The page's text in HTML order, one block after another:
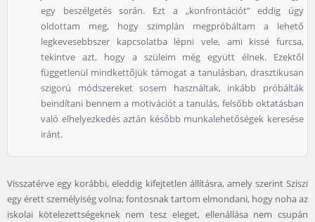
egy beszélgetés során. Ezt a „konfrontációt” eddig úgy
oldottam meg, hogy szimplán megpróbáltam a lehető
legkevesebbszer kapcsolatba lépni vele, ami kissé furcsa,
tekintve azt, hogy a szüleim még együtt élnek. Ezektől
függetlenül mindkettőjük támogat a tanulásban, drasztikusan
szigorú módszereket sosem használtak, inkább próbálták
beindítani bennem a motivációt a tanulás, felsőbb oktatásban
való elhelyezkedés aztán később munkalehetőségek keresése
iránt.
Visszatérve egy korábbi, eleddig kifejtetlen állításra, amely szerint Sziszi
egy érett személyiség volna; fontosnak tartom elmondani, hogy noha az
iskolai kötelezettségeknek nem tesz eleget, ellenállása nem csupán